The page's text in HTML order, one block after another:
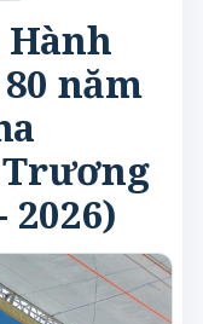
Hành
năm
2026)